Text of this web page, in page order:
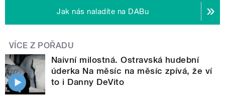
Jak nás naladíte na DABu
VÍCE Z POŘADU
Naivní milostná. Ostravská hudební
úderka Na měsíc na měsíc zpívá, že ví
to i Danny DeVito